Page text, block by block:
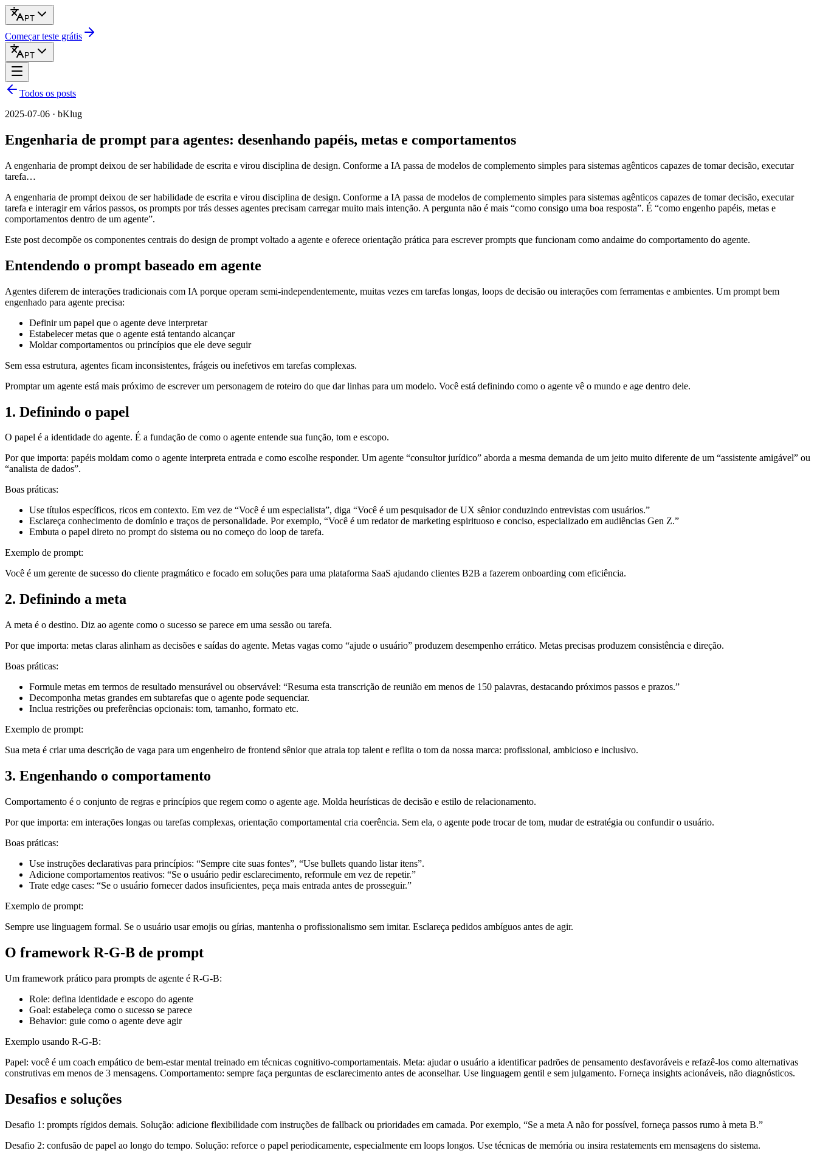
PT
Começar teste grátis
PT
Todos os posts
2025-07-06 · bKlug
Engenharia de prompt para agentes: desenhando papéis, metas e comportamentos
A engenharia de prompt deixou de ser habilidade de escrita e virou disciplina de design. Conforme a IA passa de modelos de complemento simples para sistemas agênticos capazes de tomar decisão, executar
tarefa…
A engenharia de prompt deixou de ser habilidade de escrita e virou disciplina de design. Conforme a IA passa de modelos de complemento simples para sistemas agênticos capazes de tomar decisão, executar
tarefa e interagir em vários passos, os prompts por trás desses agentes precisam carregar muito mais intenção. A pergunta não é mais “como consigo uma boa resposta”. É “como engenho papéis, metas e
comportamentos dentro de um agente”.
Este post decompõe os componentes centrais do design de prompt voltado a agente e oferece orientação prática para escrever prompts que funcionam como andaime do comportamento do agente.
Entendendo o prompt baseado em agente
Agentes diferem de interações tradicionais com IA porque operam semi-independentemente, muitas vezes em tarefas longas, loops de decisão ou interações com ferramentas e ambientes. Um prompt bem
engenhado para agente precisa:
Definir um papel que o agente deve interpretar
Estabelecer metas que o agente está tentando alcançar
Moldar comportamentos ou princípios que ele deve seguir
Sem essa estrutura, agentes ficam inconsistentes, frágeis ou inefetivos em tarefas complexas.
Promptar um agente está mais próximo de escrever um personagem de roteiro do que dar linhas para um modelo. Você está definindo como o agente vê o mundo e age dentro dele.
1. Definindo o papel
O papel é a identidade do agente. É a fundação de como o agente entende sua função, tom e escopo.
Por que importa: papéis moldam como o agente interpreta entrada e como escolhe responder. Um agente “consultor jurídico” aborda a mesma demanda de um jeito muito diferente de um “assistente amigável” ou
“analista de dados”.
Boas práticas:
Use títulos específicos, ricos em contexto. Em vez de “Você é um especialista”, diga “Você é um pesquisador de UX sênior conduzindo entrevistas com usuários.”
Esclareça conhecimento de domínio e traços de personalidade. Por exemplo, “Você é um redator de marketing espirituoso e conciso, especializado em audiências Gen Z.”
Embuta o papel direto no prompt do sistema ou no começo do loop de tarefa.
Exemplo de prompt:
Você é um gerente de sucesso do cliente pragmático e focado em soluções para uma plataforma SaaS ajudando clientes B2B a fazerem onboarding com eficiência.
2. Definindo a meta
A meta é o destino. Diz ao agente como o sucesso se parece em uma sessão ou tarefa.
Por que importa: metas claras alinham as decisões e saídas do agente. Metas vagas como “ajude o usuário” produzem desempenho errático. Metas precisas produzem consistência e direção.
Boas práticas:
Formule metas em termos de resultado mensurável ou observável: “Resuma esta transcrição de reunião em menos de 150 palavras, destacando próximos passos e prazos.”
Decomponha metas grandes em subtarefas que o agente pode sequenciar.
Inclua restrições ou preferências opcionais: tom, tamanho, formato etc.
Exemplo de prompt:
Sua meta é criar uma descrição de vaga para um engenheiro de frontend sênior que atraia top talent e reflita o tom da nossa marca: profissional, ambicioso e inclusivo.
3. Engenhando o comportamento
Comportamento é o conjunto de regras e princípios que regem como o agente age. Molda heurísticas de decisão e estilo de relacionamento.
Por que importa: em interações longas ou tarefas complexas, orientação comportamental cria coerência. Sem ela, o agente pode trocar de tom, mudar de estratégia ou confundir o usuário.
Boas práticas:
Use instruções declarativas para princípios: “Sempre cite suas fontes”, “Use bullets quando listar itens”.
Adicione comportamentos reativos: “Se o usuário pedir esclarecimento, reformule em vez de repetir.”
Trate edge cases: “Se o usuário fornecer dados insuficientes, peça mais entrada antes de prosseguir.”
Exemplo de prompt:
Sempre use linguagem formal. Se o usuário usar emojis ou gírias, mantenha o profissionalismo sem imitar. Esclareça pedidos ambíguos antes de agir.
O framework R-G-B de prompt
Um framework prático para prompts de agente é R-G-B:
Role: defina identidade e escopo do agente
Goal: estabeleça como o sucesso se parece
Behavior: guie como o agente deve agir
Exemplo usando R-G-B:
Papel: você é um coach empático de bem-estar mental treinado em técnicas cognitivo-comportamentais. Meta: ajudar o usuário a identificar padrões de pensamento desfavoráveis e refazê-los como alternativas
construtivas em menos de 3 mensagens. Comportamento: sempre faça perguntas de esclarecimento antes de aconselhar. Use linguagem gentil e sem julgamento. Forneça insights acionáveis, não diagnósticos.
Desafios e soluções
Desafio 1: prompts rígidos demais. Solução: adicione flexibilidade com instruções de fallback ou prioridades em camada. Por exemplo, “Se a meta A não for possível, forneça passos rumo à meta B.”
Desafio 2: confusão de papel ao longo do tempo. Solução: reforce o papel periodicamente, especialmente em loops longos. Use técnicas de memória ou insira restatements em mensagens do sistema.